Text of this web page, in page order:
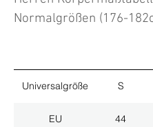
Normalgrößen (176-
Universalgröße S
EU 44